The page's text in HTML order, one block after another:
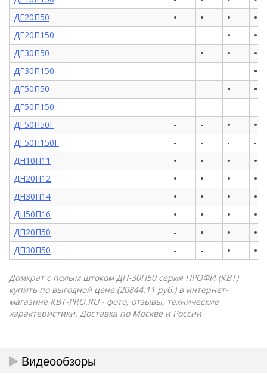
ДГ20П50 • • • •
ДГ20П150 - - • •
ДГ30П50 - • • •
ДГ30П150 - - - •
ДГ50П50 - - • •
ДГ50П150 - - -
-
ДГ50П50Г
- - • •
ДГ50П150Г - - -
-
ДН10П11
• • • •
ДН20П12 • • • •
ДН30П14 • • • •
ДН50П16 • • • •
ДП20П50 - • • •
ДП30П50 - - • •
Домкрат с полым штоком ДП-30П50 серия ПРОФИ (КВТ)
купить по выгодной цене (20844.11 руб.) в интернет-
магазине КВТ-PRO.RU - фото, отзывы, технические
характеристики. Доставка по Москве и России
Видеообзоры